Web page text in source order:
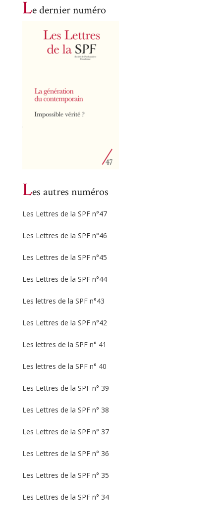
Le dernier numéro
Les autres numéros
Les Lettres de la SPF n°47
Les Lettres de la SPF n°46
Les Lettres de la SPF n°45
Les Lettres de la SPF n°44
Les lettres de la SPF n°43
Les Lettres de la SPF n°42
Les lettres de la SPF n° 41
Les lettres de la SPF n° 40
Les Lettres de la SPF n° 39
Les Lettres de la SPF n° 38
Les Lettres de la SPF n° 37
Les Lettres de la SPF n° 36
Les Lettres de la SPF n° 35
Les Lettres de la SPF n° 34